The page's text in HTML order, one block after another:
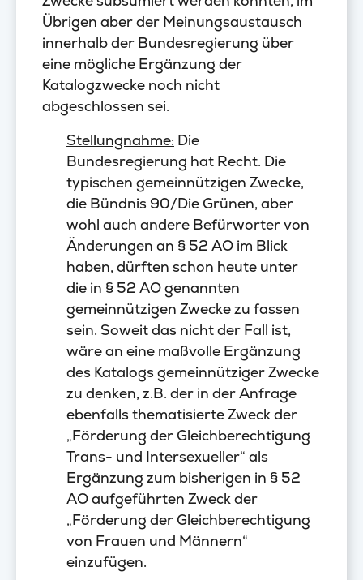
Übrigen aber der Meinungsaustausch
innerhalb der Bundesregierung über
eine mögliche Ergänzung der
Katalogzwecke noch nicht
abgeschlossen sei.
Stellungnahme: Die
Bundesregierung hat Recht. Die
typischen gemeinnützigen Zwecke,
die Bündnis 90/Die Grünen, aber
wohl auch andere Befürworter von
Änderungen an § 52 AO im Blick
haben, dürften schon heute unter
die in § 52 AO genannten
gemeinnützigen Zwecke zu fassen
sein. Soweit das nicht der Fall ist,
wäre an eine maßvolle Ergänzung
des Katalogs gemeinnütziger Zwecke
zu denken, z.B. der in der Anfrage
ebenfalls thematisierte Zweck der
„Förderung der Gleichberechtigung
Trans- und Intersexueller“ als
Ergänzung zum bisherigen in § 52
AO aufgeführten Zweck der
„Förderung der Gleichberechtigung
von Frauen und Männern“
einzufügen.